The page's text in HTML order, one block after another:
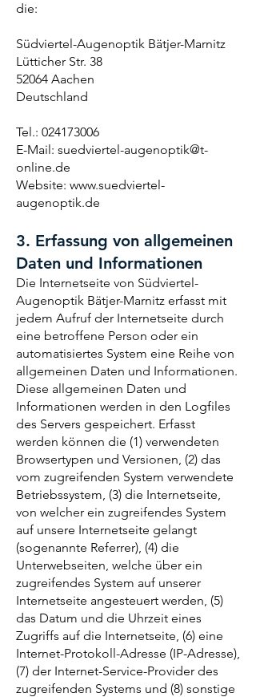
die:
Südviertel-Augenoptik Bätjer-Marnitz
Lütticher Str. 38
52064 Aachen
Deutschland
Tel.: 024173006
E-Mail: suedviertel-augenoptik@t-
online.de
Website: www.suedviertel-
augenoptik.de
3. Erfassung von allgemeinen
Daten und Informationen
Die Internetseite von Südviertel-
Augenoptik Bätjer-Marnitz erfasst mit
jedem Aufruf der Internetseite durch
eine betroffene Person oder ein
automatisiertes System eine Reihe von
allgemeinen Daten und Informationen.
Diese allgemeinen Daten und
Informationen werden in den Logfiles
des Servers gespeichert. Erfasst
werden können die (1) verwendeten
Browsertypen und Versionen, (2) das
vom zugreifenden System verwendete
Betriebssystem, (3) die Internetseite,
von welcher ein zugreifendes System
auf unsere Internetseite gelangt
(sogenannte Referrer), (4) die
Unterwebseiten, welche über ein
zugreifendes System auf unserer
Internetseite angesteuert werden, (5)
das Datum und die Uhrzeit eines
Zugriffs auf die Internetseite, (6) eine
Internet-Protokoll-Adresse (IP-Adresse),
(7) der Internet-Service-Provider des
zugreifenden Systems und (8) sonstige